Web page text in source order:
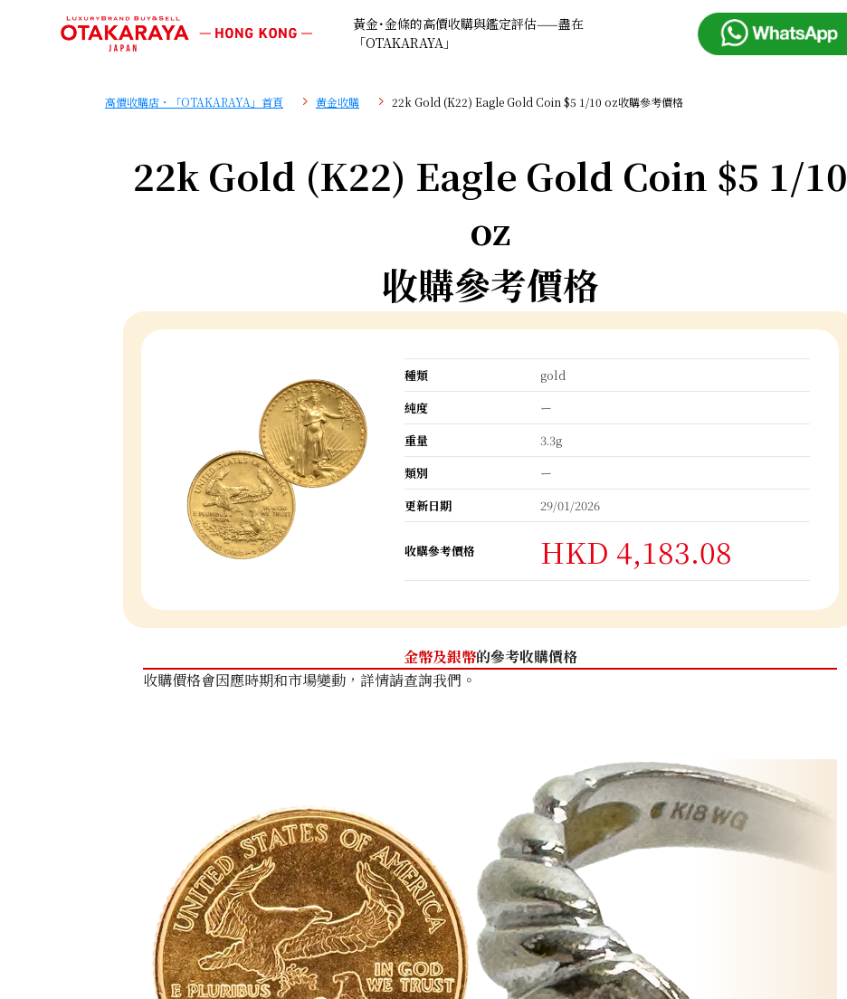
黃金･金條的高價收購與鑑定評估——盡在
「OTAKARAYA」
高價收購店・「OTAKARAYA」首頁 黄金收購 22k Gold (K22) Eagle Gold Coin $5 1/10 oz收購參考價格
22k Gold (K22) Eagle Gold Coin $5 1/10
oz
收購參考價格
種類
gold
純度
ー
重量
3.3g
類別
ー
更新日期
29/01/2026
收購參考價格 HKD 4,183.08
金幣及銀幣的參考收購價格
收購價格會因應時期和市場變動，詳情請查詢我們。